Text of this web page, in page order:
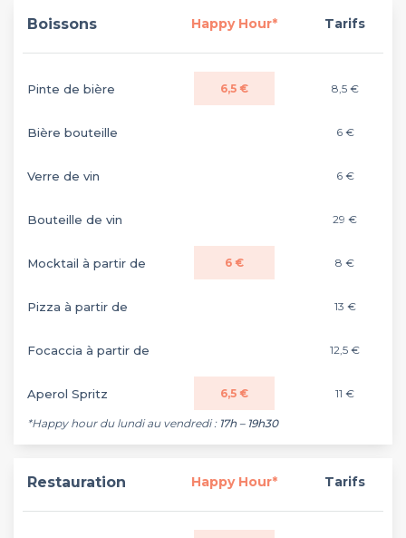
Boissons Happy Hour* Tarifs
Pinte de bière 6,5 € 8,5 €
Bière bouteille 6 €
Verre de vin 6 €
Bouteille de vin 29 €
Mocktail à partir de 6 € 8 €
Pizza à partir de 13 €
Focaccia à partir de 12,5 €
Aperol Spritz 6,5 € 11 €
*Happy hour du lundi au vendredi : 17h – 19h30
Restauration Happy Hour* Tarifs